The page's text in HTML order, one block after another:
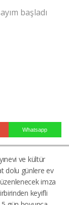
Whatsapp
ve kültür
dolu günlere ev
imza
keyifli
Doğru Adresi.